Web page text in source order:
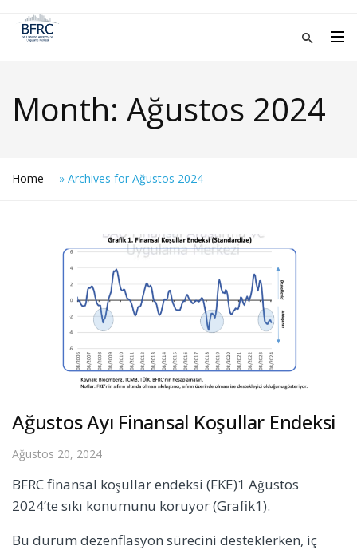
Month: Ağustos 2024
Home » Archives for Ağustos 2024
Ağustos Ayı Finansal Koşullar Endeksi
Ağustos 20, 2024
BFRC finansal koşullar endeksi (FKE)1 Ağustos
2024’te sıkı konumunu koruyor (Grafik1).
Bu durum dezenflasyon sürecini desteklerken, iç